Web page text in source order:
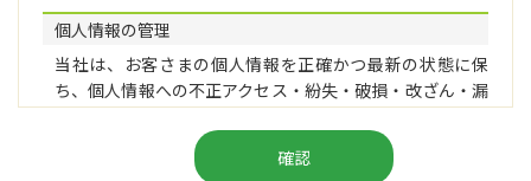
個人情報の管理
当社は、お客さまの個人情報を正確かつ最新の状態に保
ち、個人情報への不正アクセス・紛失・破損・改ざん・漏
洩などを防止するため、セキュリティシステムの維持・管
理体制の整備・社員教育の徹底等の必要な措置を講じ、安
全対策を実施し個人情報の厳重な管理を行ないます。